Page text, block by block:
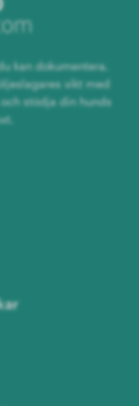
kan dokumentera,
vikt med
stödja din hunds